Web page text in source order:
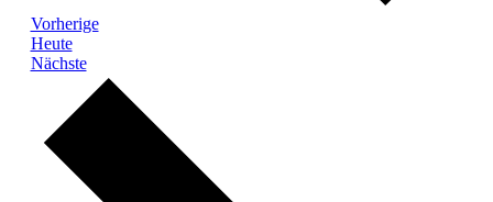
VorherigeVeranstaltungen
Heute
NächsteVeranstaltungen